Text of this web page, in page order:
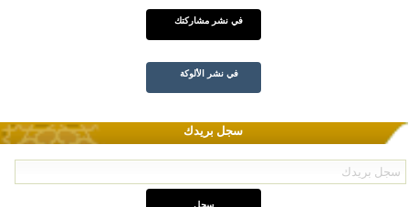
في نشر مشاركتك
في نشر الألوكة
سجل بريدك